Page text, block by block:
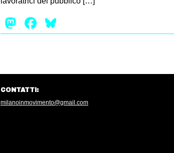
Mastodon
Facebook
CONTATTI:
milanoinmovimento@gmail.com